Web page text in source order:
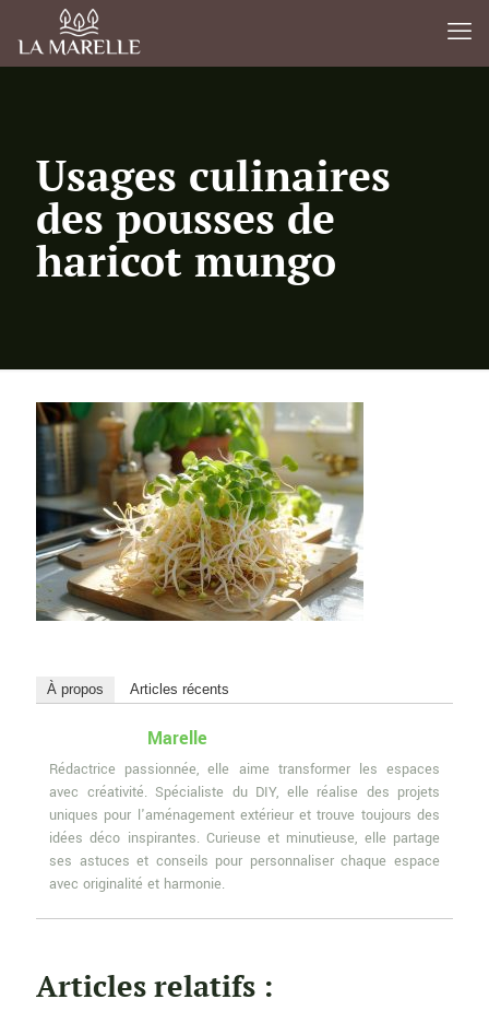
Usages culinaires
des pousses de
haricot mungo
À propos Articles récents
Marelle
Rédactrice passionnée, elle aime transformer les espaces
avec créativité. Spécialiste du DIY, elle réalise des projets
uniques pour l'aménagement extérieur et trouve toujours des
idées déco inspirantes. Curieuse et minutieuse, elle partage
ses astuces et conseils pour personnaliser chaque espace
avec originalité et harmonie.
Articles relatifs :